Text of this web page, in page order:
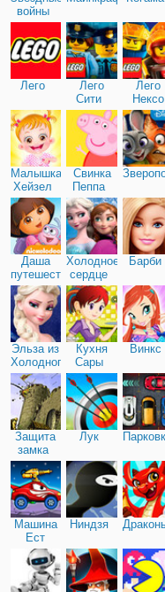
войны
Лего
Лего
Сити
Лего
Нексо
Найтс
Малышка
Хейзел
Свинка
Пеппа
Даша
путешественница
Холодное
сердце
Барби
Эльза из
Холодного
сердца
Кухня
Сары
Винкс
Защита
замка
Лук
Машина
Ест
Машину
Ниндзя